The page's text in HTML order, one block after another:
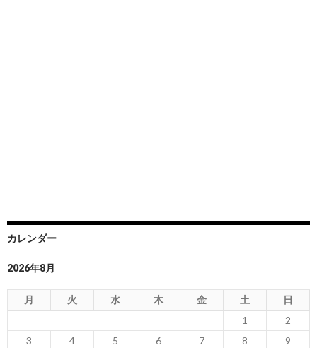
カレンダー
2026年8月
月 火 水 木 金 土
日
1
2
3
4 5 6 7 8
9